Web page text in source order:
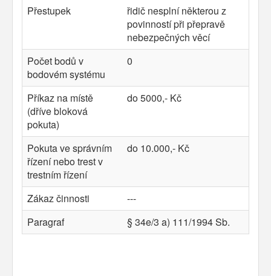
Přestupek
řidič nesplní některou z
povinností při přepravě
nebezpečných věcí
Počet bodů v
bodovém systému
0
Příkaz na místě
(dříve bloková
pokuta)
do 5000,- Kč
Pokuta ve správním
řízení nebo trest v
trestním řízení
do 10.000,- Kč
Zákaz činnosti
---
Paragraf
§ 34e/3 a) 111/1994 Sb.